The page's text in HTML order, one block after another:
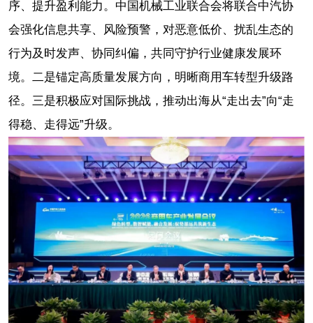
序、提升盈利能力。中国机械工业联合会将联合中汽协
会强化信息共享、风险预警，对恶意低价、扰乱生态的
行为及时发声、协同纠偏，共同守护行业健康发展环
境。二是锚定高质量发展方向，明晰商用车转型升级路
径。三是积极应对国际挑战，推动出海从“走出去”向“走
得稳、走得远”升级。